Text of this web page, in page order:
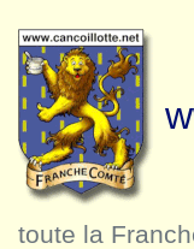
toute la